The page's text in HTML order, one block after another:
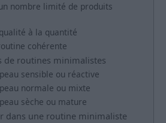
nombre limité de produits
à la quantité
cohérente
de routines minimalistes
sensible ou réactive
normale ou mixte
sèche ou mature
dans une routine minimaliste